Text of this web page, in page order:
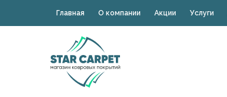
Главная О компании Акции Услуги